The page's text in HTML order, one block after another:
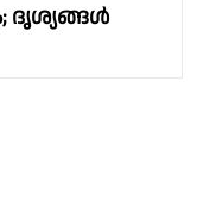
ദൃശ്യങ്ങൾ